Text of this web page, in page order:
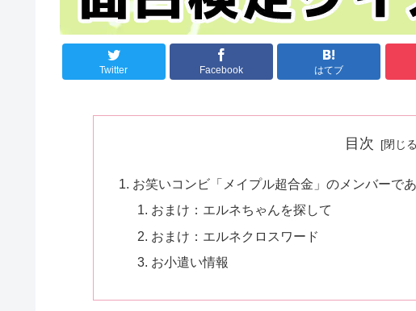
Twitter Facebook はてブ
目次
お笑いコンビ「メイプル超合金」のメンバーで
おまけ：エルネちゃんを探して
おまけ：エルネクロスワード
お小遣い情報